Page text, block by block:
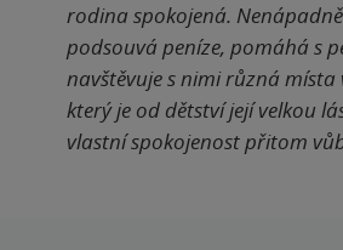
rodina spokojená.
podsouvá peníze, pomáhá s
navštěvuje s nimi různá místa
který je od dětství její velkou
vlastní spokojenost přitom